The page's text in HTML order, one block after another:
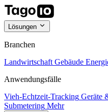
Lösungen
Branchen
Landwirtschaft Gebäude
Anwendungsfälle
Vieh-Echtzeit-Tracking Geräte
Submetering Mehr